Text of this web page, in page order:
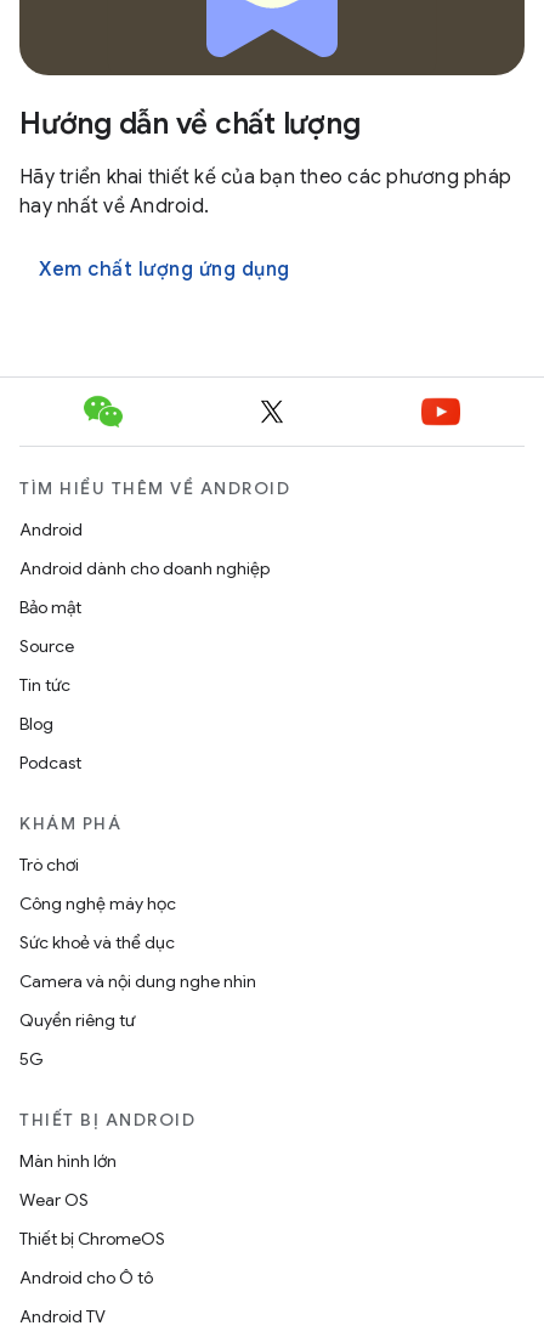
Hướng dẫn về chất lượng
Hãy triển khai thiết kế của bạn theo các phương pháp
hay nhất về Android.
Xem chất lượng ứng dụng
TÌM HIỂU THÊM VỀ ANDROID
Android
Android dành cho doanh nghiệp
Bảo mật
Source
Tin tức
Blog
Podcast
KHÁM PHÁ
Trò chơi
Công nghệ máy học
Sức khoẻ và thể dục
Camera và nội dung nghe nhìn
Quyền riêng tư
5G
THIẾT BỊ ANDROID
Màn hình lớn
Wear OS
Thiết bị ChromeOS
Android cho Ô tô
Android TV